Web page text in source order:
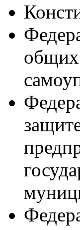
общих